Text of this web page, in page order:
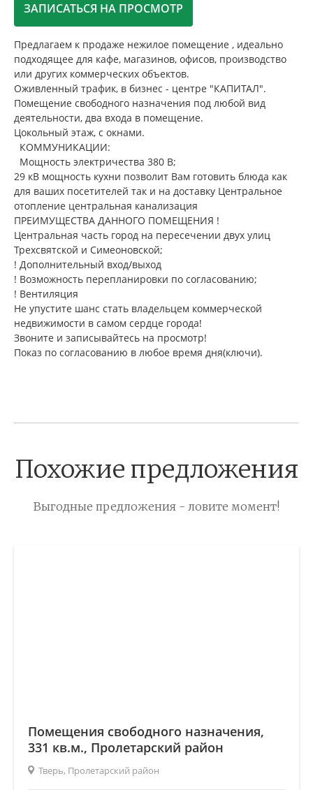
ЗАПИСАТЬСЯ НА ПРОСМОТР
Предлагаем к продаже нежилое помещение , идеально
подходящее для кафе, магазинов, офисов, производство
или других коммерческих объектов.
Оживленный трафик, в бизнес - центре "КАПИТАЛ".
Помещение свободного назначения под любой вид
деятельности, два входа в помещение.
Цокольный этаж, с окнами.
КОММУНИКАЦИИ:
Мощность электричества 380 В;
29 кВ мощность кухни позволит Вам готовить блюда как
для ваших посетителей так и на доставку Центральное
отопление центральная канализация
ПРЕИМУЩЕСТВА ДАННОГО ПОМЕЩЕНИЯ !
Центральная часть город на пересечении двух улиц
Трехсвятской и Симеоновской;
! Дополнительный вход/выход
! Возможность перепланировки по согласованию;
! Вентиляция
Не упустите шанс стать владельцем коммерческой
недвижимости в самом сердце города!
Звоните и записывайтесь на просмотр!
Показ по согласованию в любое время дня(ключи).
Похожие предложения
Выгодные предложения - ловите момент!
Помещения свободного назначения,
331 кв.м., Пролетарский район
Тверь, Пролетарский район